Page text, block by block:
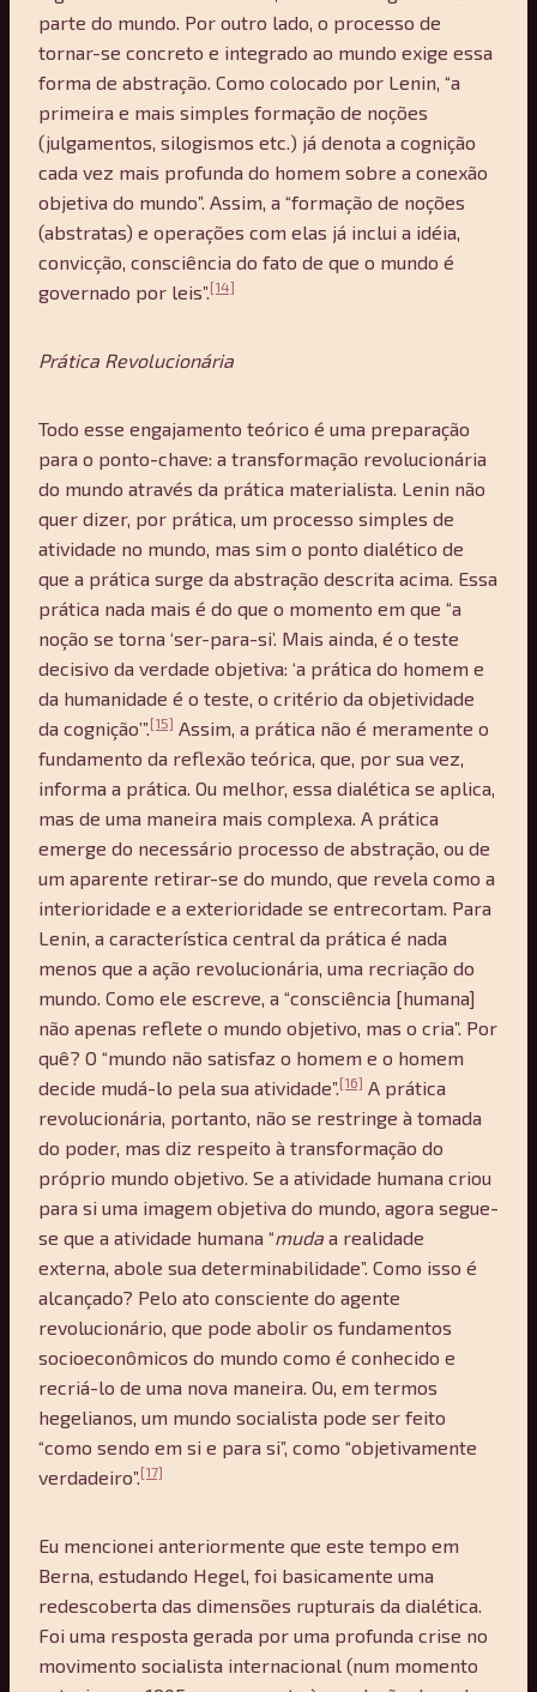
parte do mundo. Por outro lado, o processo de
tornar-se concreto e integrado ao mundo exige essa
forma de abstração. Como colocado por Lenin, “a
primeira e mais simples formação de noções
(julgamentos, silogismos etc.) já denota a cognição
cada vez mais profunda do homem sobre a conexão
objetiva do mundo”. Assim, a “formação de noções
(abstratas) e operações com elas já inclui a idéia,
convicção, consciência do fato de que o mundo é
governado por leis”. [14]
Prática Revolucionária
Todo esse engajamento teórico é uma preparação
para o ponto-chave: a transformação revolucionária
do mundo através da prática materialista. Lenin não
quer dizer, por prática, um processo simples de
atividade no mundo, mas sim o ponto dialético de
que a prática surge da abstração descrita acima. Essa
prática nada mais é do que o momento em que “a
noção se torna ‘ser-para-si’. Mais ainda, é o teste
decisivo da verdade objetiva: ‘a prática do homem e
da humanidade é o teste, o critério da objetividade
da cognição’”. [15] Assim, a prática não é meramente o
fundamento da reflexão teórica, que, por sua vez,
informa a prática. Ou melhor, essa dialética se aplica,
mas de uma maneira mais complexa. A prática
emerge do necessário processo de abstração, ou de
um aparente retirar-se do mundo, que revela como a
interioridade e a exterioridade se entrecortam. Para
Lenin, a característica central da prática é nada
menos que a ação revolucionária, uma recriação do
mundo. Como ele escreve, a “consciência [humana]
não apenas reflete o mundo objetivo, mas o cria”. Por
quê? O “mundo não satisfaz o homem e o homem
decide mudá-lo pela sua atividade”. [16] A prática
revolucionária, portanto, não se restringe à tomada
do poder, mas diz respeito à transformação do
próprio mundo objetivo. Se a atividade humana criou
para si uma imagem objetiva do mundo, agora segue-
se que a atividade humana “muda a realidade
externa, abole sua determinabilidade”. Como isso é
alcançado? Pelo ato consciente do agente
revolucionário, que pode abolir os fundamentos
socioeconômicos do mundo como é conhecido e
recriá-lo de uma nova maneira. Ou, em termos
hegelianos, um mundo socialista pode ser feito
“como sendo em si e para si”, como “objetivamente
verdadeiro”. [17]
Eu mencionei anteriormente que este tempo em
Berna, estudando Hegel, foi basicamente uma
redescoberta das dimensões rupturais da dialética.
Foi uma resposta gerada por uma profunda crise no
movimento socialista internacional (num momento